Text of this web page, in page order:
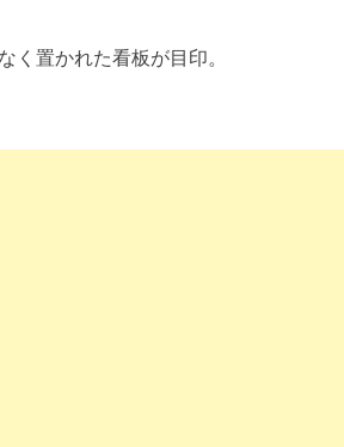
く置かれた看板が目印。